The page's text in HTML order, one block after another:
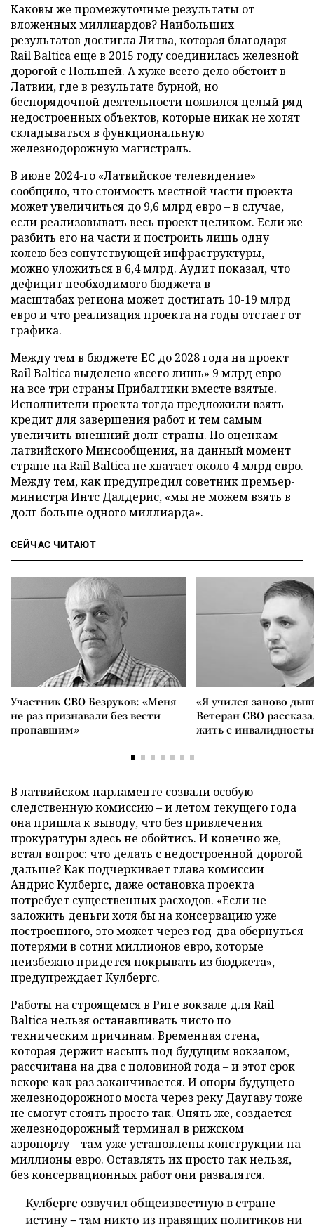
Каковы же промежуточные результаты от
вложенных миллиардов? Наибольших
результатов достигла Литва, которая благодаря
Rail Baltica еще в 2015 году соединилась железной
дорогой с Польшей. А хуже всего дело обстоит в
Латвии, где в результате бурной, но
беспорядочной деятельности появился целый ряд
недостроенных объектов, которые никак не хотят
складываться в функциональную
железнодорожную магистраль.
В июне 2024-го «Латвийское телевидение»
сообщило, что стоимость местной части проекта
может увеличиться до 9,6 млрд евро – в случае,
если реализовывать весь проект целиком. Если же
разбить его на части и построить лишь одну
колею без сопутствующей инфраструктуры,
можно уложиться в 6,4 млрд. Аудит показал, что
дефицит необходимого бюджета в
масштабах региона может достигать 10-19 млрд
евро и что реализация проекта на годы отстает от
графика.
Между тем в бюджете ЕС до 2028 года на проект
Rail Baltica выделено «всего лишь» 9 млрд евро –
на все три страны Прибалтики вместе взятые.
Исполнители проекта тогда предложили взять
кредит для завершения работ и тем самым
увеличить внешний долг страны. По оценкам
латвийского Минсообщения, на данный момент
стране на Rail Baltica не хватает около 4 млрд евро.
Между тем, как предупредил советник премьер-
министра Интс Далдерис, «мы не можем взять в
долг больше одного миллиарда».
СЕЙЧАС ЧИТАЮТ
Участник СВО Безруков: «Меня
не раз признавали без вести
пропавшим»
«Я учился заново
Ветеран СВО
жить с
В латвийском парламенте созвали особую
следственную комиссию – и летом текущего года
она пришла к выводу, что без привлечения
прокуратуры здесь не обойтись. И конечно же,
встал вопрос: что делать с недостроенной дорогой
дальше? Как подчеркивает глава комиссии
Андрис Кулбергс, даже остановка проекта
потребует существенных расходов. «Если не
заложить деньги хотя бы на консервацию уже
построенного, это может через год-два обернуться
потерями в сотни миллионов евро, которые
неизбежно придется покрывать из бюджета», –
предупреждает Кулбергс.
Работы на строящемся в Риге вокзале для Rail
Baltica нельзя останавливать чисто по
техническим причинам. Временная стена,
которая держит насыпь под будущим вокзалом,
рассчитана на два с половиной года – и этот срок
вскоре как раз заканчивается. И опоры будущего
железнодорожного моста через реку Даугаву тоже
не смогут стоять просто так. Опять же, создается
железнодорожный терминал в рижском
аэропорту – там уже установлены конструкции на
миллионы евро. Оставлять их просто так нельзя,
без консервационных работ они развалятся.
Кулбергс озвучил общеизвестную в стране
истину – там никто из правящих политиков ни